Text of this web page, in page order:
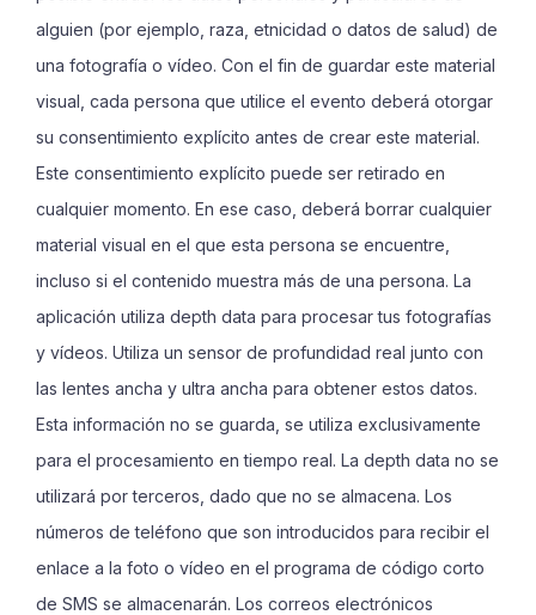
alguien (por ejemplo, raza, etnicidad o datos de salud) de
una fotografía o vídeo. Con el fin de guardar este material
visual, cada persona que utilice el evento deberá otorgar
su consentimiento explícito antes de crear este material.
Este consentimiento explícito puede ser retirado en
cualquier momento. En ese caso, deberá borrar cualquier
material visual en el que esta persona se encuentre,
incluso si el contenido muestra más de una persona. La
aplicación utiliza depth data para procesar tus fotografías
y vídeos. Utiliza un sensor de profundidad real junto con
las lentes ancha y ultra ancha para obtener estos datos.
Esta información no se guarda, se utiliza exclusivamente
para el procesamiento en tiempo real. La depth data no se
utilizará por terceros, dado que no se almacena. Los
números de teléfono que son introducidos para recibir el
enlace a la foto o vídeo en el programa de código corto
de SMS se almacenarán. Los correos electrónicos